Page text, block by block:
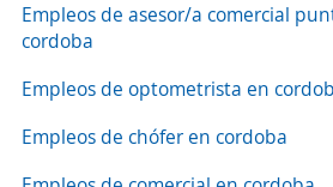
Empleos de asesor/a comercial
cordoba
Empleos de optometrista en
Empleos de chófer en cordoba